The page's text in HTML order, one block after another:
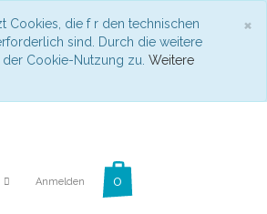
×
Cookies, die f r den technischen
sind. Durch die weitere
Cookie-Nutzung zu. Weitere
Anmelden